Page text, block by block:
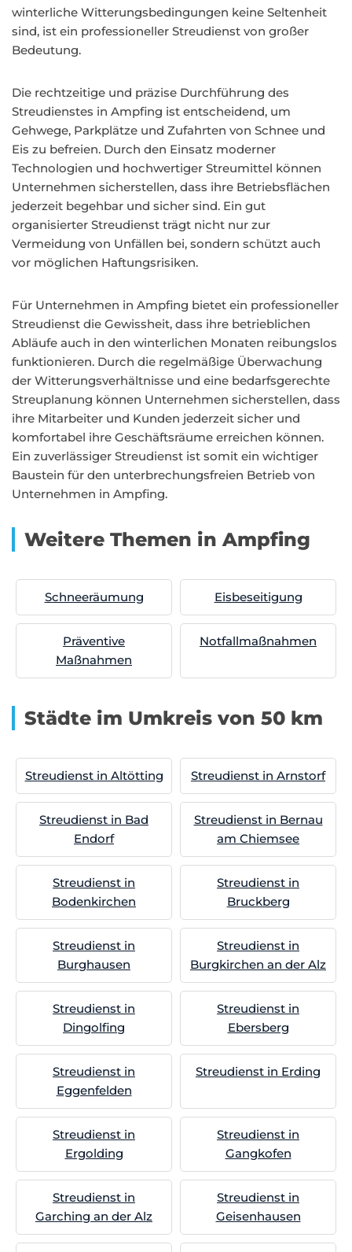
winterliche Witterungsbedingungen keine Seltenheit
sind, ist ein professioneller Streudienst von großer
Bedeutung.
Die rechtzeitige und präzise Durchführung des
Streudienstes in Ampfing ist entscheidend, um
Gehwege, Parkplätze und Zufahrten von Schnee und
Eis zu befreien. Durch den Einsatz moderner
Technologien und hochwertiger Streumittel können
Unternehmen sicherstellen, dass ihre Betriebsflächen
jederzeit begehbar und sicher sind. Ein gut
organisierter Streudienst trägt nicht nur zur
Vermeidung von Unfällen bei, sondern schützt auch
vor möglichen Haftungsrisiken.
Für Unternehmen in Ampfing bietet ein professioneller
Streudienst die Gewissheit, dass ihre betrieblichen
Abläufe auch in den winterlichen Monaten reibungslos
funktionieren. Durch die regelmäßige Überwachung
der Witterungsverhältnisse und eine bedarfsgerechte
Streuplanung können Unternehmen sicherstellen, dass
ihre Mitarbeiter und Kunden jederzeit sicher und
komfortabel ihre Geschäftsräume erreichen können.
Ein zuverlässiger Streudienst ist somit ein wichtiger
Baustein für den unterbrechungsfreien Betrieb von
Unternehmen in Ampfing.
Weitere Themen in Ampfing
Schneeräumung Eisbeseitigung
Präventive
Maßnahmen
Notfallmaßnahmen
Städte im Umkreis von 50 km
Streudienst in Altötting Streudienst in Arnstorf
Streudienst in Bad
Endorf
Streudienst in Bernau
am Chiemsee
Streudienst in
Bodenkirchen
Streudienst in
Bruckberg
Streudienst in
Burghausen
Streudienst in
Burgkirchen an der Alz
Streudienst in
Dingolfing
Streudienst in
Ebersberg
Streudienst in
Eggenfelden
Streudienst in Erding
Streudienst in
Ergolding
Streudienst in
Gangkofen
Streudienst in
Garching an der Alz
Streudienst in
Geisenhausen